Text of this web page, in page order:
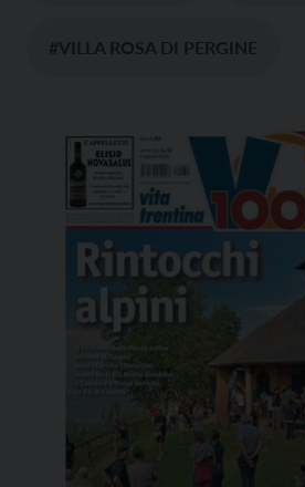
#VILLA ROSA DI PERGINE